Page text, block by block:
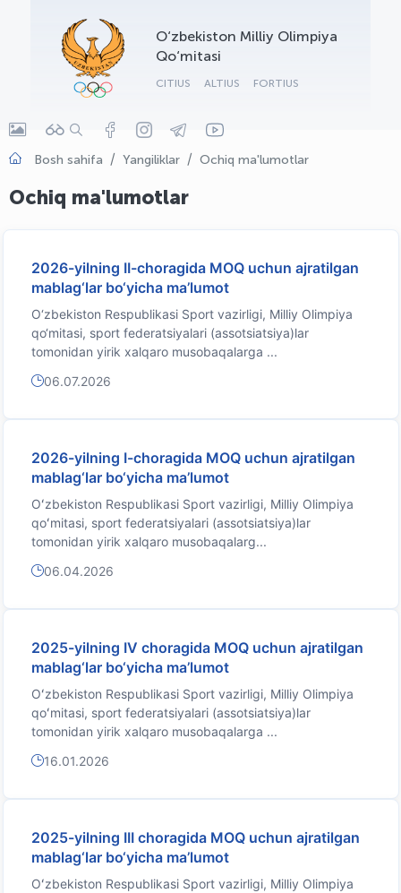
O‘zbekiston Milliy Olimpiya
Qo‘mitasi
CITIUS ALTIUS FORTIUS
Bosh sahifa Yangiliklar Ochiq ma'lumotlar
Ochiq ma'lumotlar
2026-yilning II-choragida MOQ uchun ajratilgan
mablag‘lar bo‘yicha ma’lumot
O‘zbekiston Respublikasi Sport vazirligi, Milliy Olimpiya
qo‘mitasi, sport federatsiyalari (assotsiatsiya)lar
tomonidan yirik xalqaro musobaqalarga ...
06.07.2026
2026-yilning I-choragida MOQ uchun ajratilgan
mablag‘lar bo‘yicha ma’lumot
Oʻzbekiston Respublikasi Sport vazirligi, Milliy Olimpiya
qoʻmitasi, sport federatsiyalari (assotsiatsiya)lar
tomonidan yirik xalqaro musobaqalarg...
06.04.2026
2025-yilning IV choragida MOQ uchun ajratilgan
mablag‘lar bo‘yicha ma’lumot
Oʻzbekiston Respublikasi Sport vazirligi, Milliy Olimpiya
qoʻmitasi, sport federatsiyalari (assotsiatsiya)lar
tomonidan yirik xalqaro musobaqalarga ...
16.01.2026
2025-yilning III choragida MOQ uchun ajratilgan
mablag‘lar bo‘yicha ma’lumot
Oʻzbekiston Respublikasi Sport vazirligi, Milliy Olimpiya
OLYMPCHIK AI - yordamchi
Onlayn · olympic.uz